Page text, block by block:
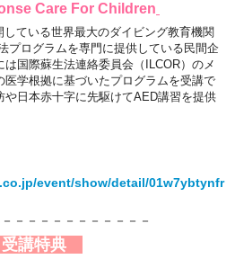
Care For Children
ている世界最大のダイビング教育機関
プログラムを専門に提供している民間企
国際蘇生法連絡委員会（ILCOR）のメ
医学根拠に基づいたプログラムを受講で
や日本赤十字に先駆けてAED講習を提供
event/show/detail/01w7ybtynfr
－－－－－－－－－－－
講特典